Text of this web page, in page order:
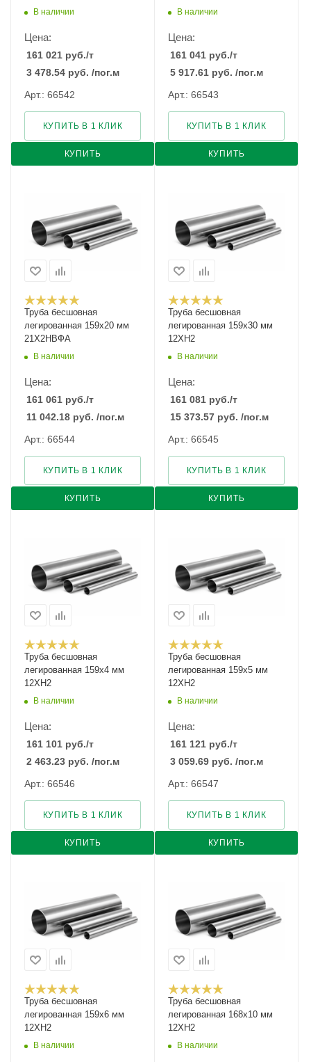
В наличии
Цена:
161 021 руб./т
3 478.54 руб. /пог.м
Арт.: 66542
КУПИТЬ
КУПИТЬ В 1 КЛИК
В наличии
Цена:
161 041 руб./т
5 917.61 руб. /пог.м
Арт.: 66543
КУПИТЬ
КУПИТЬ В 1 КЛИК
Труба бесшовная
легированная 159х20 мм
21Х2НВФА
В наличии
Цена:
161 061 руб./т
11 042.18 руб. /пог.м
Арт.: 66544
КУПИТЬ
КУПИТЬ В 1 КЛИК
Труба бесшовная
легированная 159х30 мм
12ХН2
В наличии
Цена:
161 081 руб./т
15 373.57 руб. /пог.м
Арт.: 66545
КУПИТЬ
КУПИТЬ В 1 КЛИК
Труба бесшовная
легированная 159х4 мм
12ХН2
В наличии
Цена:
161 101 руб./т
2 463.23 руб. /пог.м
Арт.: 66546
КУПИТЬ
КУПИТЬ В 1 КЛИК
Труба бесшовная
легированная 159х5 мм
12ХН2
В наличии
Цена:
161 121 руб./т
3 059.69 руб. /пог.м
Арт.: 66547
КУПИТЬ
КУПИТЬ В 1 КЛИК
Труба бесшовная
легированная 159х6 мм
12ХН2
В наличии
Труба бесшовная
легированная 168х10 мм
12ХН2
В наличии